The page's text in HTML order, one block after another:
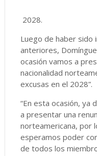
2028.
Luego de haber sido
anteriores,
ocasión vamos a
nacionalidad
excusas en el 2028”.
“En esta ocasión, ya
a presentar una
norteamericana, por
esperamos poder
de todos los